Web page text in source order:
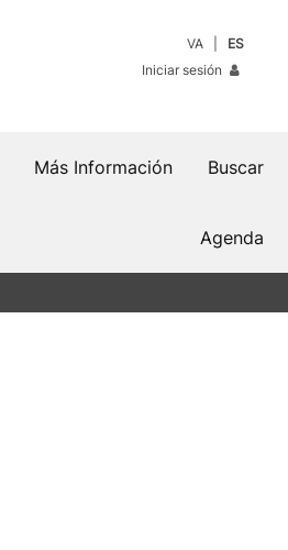
VA
ES
Iniciar sesión
Buscar
Más Información
Agenda